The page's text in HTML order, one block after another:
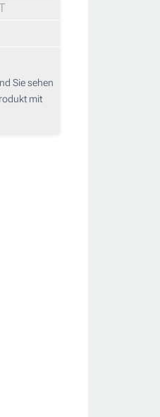
Sie sehen
mit